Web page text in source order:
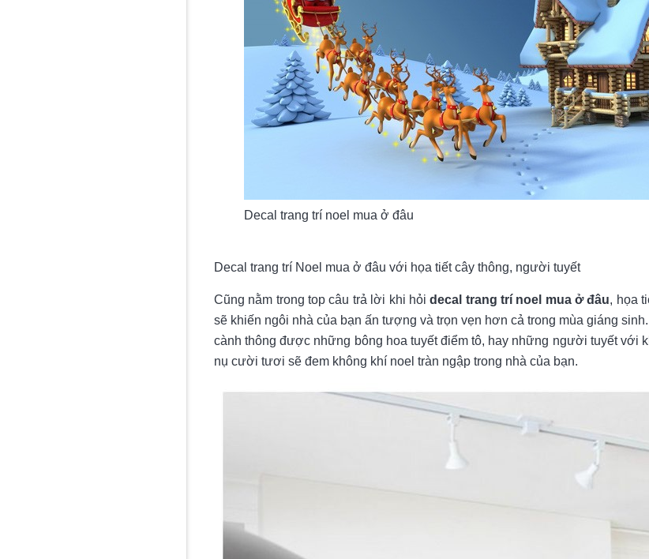
Decal trang trí noel mua ở đâu
Decal trang trí Noel mua ở đâu với họa tiết cây thông, người tuyết
Cũng nằm trong top câu trả lời khi hỏidecal trang trí noel mua ở đâu, họa
sẽ khiến ngôi nhà của bạn ấn tượng và trọn vẹn hơn cả trong mùa giáng
cành thông được những bông hoa tuyết điểm tô, hay những người tuyết với
nụ cười tươi sẽ đem không khí noel tràn ngập trong nhà của bạn.